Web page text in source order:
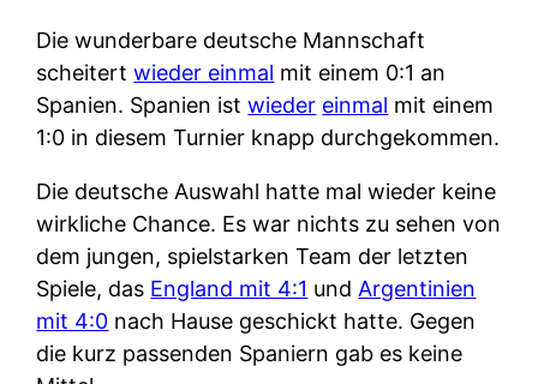
Die wunderbare deutsche Mannschaft
scheitertwieder einmal mit einem 0:1 an
Spanien. Spanien istwieder einmal mit einem
1:0 in diesem Turnier knapp durchgekommen.
Die deutsche Auswahl hatte mal wieder keine
wirkliche Chance. Es war nichts zu sehen von
dem jungen, spielstarken Team der letzten
Spiele, das England mit 4:1 und Argentinien
mit 4:0 nach Hause geschickt hatte. Gegen
die kurz passenden Spaniern gab es keine